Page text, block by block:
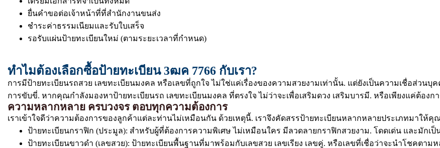
ยื่นคำขอต่อเจ้าหน้าที่ที่สำนักงานขนส่ง
ชำระค่าธรรมเนียมและรับใบเสร็จ
รอรับแผ่นป้ายทะเบียนใหม่ (ตามระยะเวลาที่กำหนด)
ทำไมต้องเลือกซื้อป้ายทะเบียน 3ฒค 7766 กับเรา?
การมีป้ายทะเบียนรถสวย เลขทะเบียนมงคล หรือเลขที่ถูกใจ ไม่ใช่แค่เรื่องของความสวยงามเท่านั้น. แต่ยังเป็นความเชื่อส่ว
การขับขี่. หากคุณกำลังมองหาป้ายทะเบียนรถ เลขทะเบียนมงคล ที่ตรงใจ ไม่ว่าจะเพื่อเสริมดวง เสริมบารมี. หรือเพียงแค่ต้อง
ความหลากหลาย ครบวงจร ตอบทุกความต้องการ
เราเข้าใจดีว่าความต้องการของลูกค้าแต่ละท่านไม่เหมือนกัน ด้วยเหตุนี้. เราจึงคัดสรรป้ายทะเบียนหลากหลายประเภทมาให้คุ
ป้ายทะเบียนกราฟิก (ประมูล): สำหรับผู้ที่ต้องการความพิเศษ ไม่เหมือนใคร มีลวดลายกราฟิกสวยงาม. โดดเด่น และมักเ
ป้ายทะเบียนขาวดำ (เลขสวย): ป้ายทะเบียนพื้นฐานที่มาพร้อมกับเลขสวย เลขเรียง เลขคู่. หรือเลขที่เชื่อว่าจะนำโชคตาม